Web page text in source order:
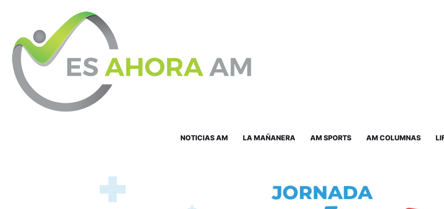
NOTICIAS AM LA MAÑANERA AM SPORTS AM COLUMNAS